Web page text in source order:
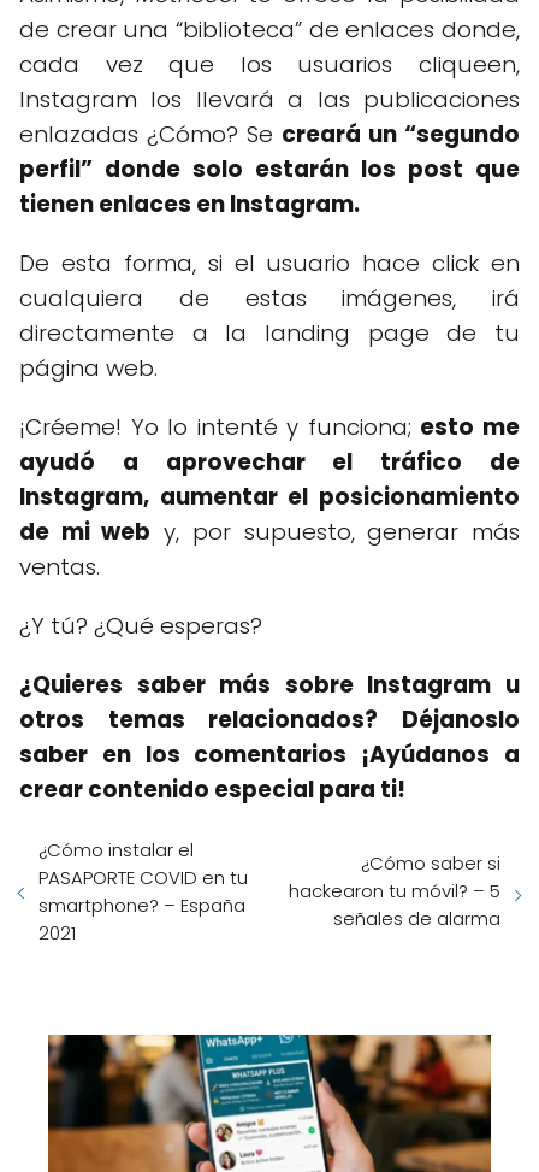
de crear una “biblioteca” de enlaces donde,
cada vez que los usuarios cliqueen,
Instagram los llevará a las publicaciones
enlazadas ¿Cómo? Se creará un “segundo
perfil” donde solo estarán los post que
tienen enlaces en Instagram.
De esta forma, si el usuario hace click en
cualquiera de estas imágenes, irá
directamente a la landing page de tu
página web.
¡Créeme! Yo lo intenté y funciona; esto me
ayudó a aprovechar el tráfico de
Instagram, aumentar el posicionamiento
de mi web y, por supuesto, generar más
ventas.
¿Y tú? ¿Qué esperas?
¿Quieres saber más sobre Instagram u
otros temas relacionados? Déjanoslo
saber en los comentarios ¡Ayúdanos a
crear contenido especial para ti!
¿Cómo instalar el
PASAPORTE COVID en tu
smartphone? – España
2021
¿Cómo saber si
hackearon tu móvil? – 5
señales de alarma